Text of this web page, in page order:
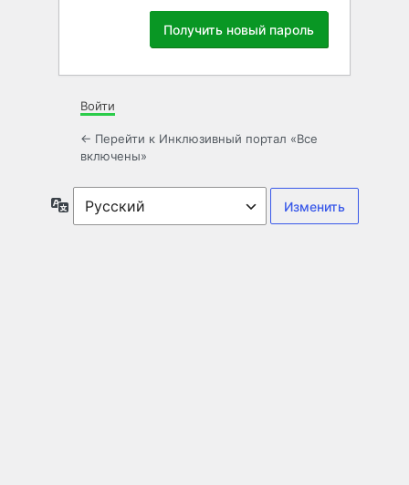
Войти
← Перейти к Инклюзивный портал «Все
включены»
Язык